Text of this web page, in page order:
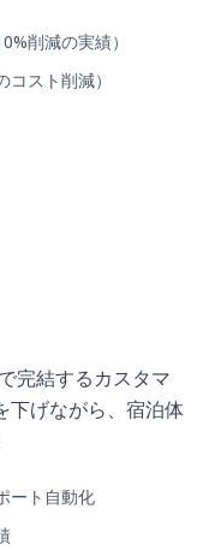
削減の実績）
スト削減）
完結するカスタマ
下げながら、宿泊体
ート自動化